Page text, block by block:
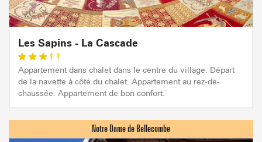
Les Sapins - La Cascade
Appartement dans chalet dans le centre du village. Départ
de la navette à côté du chalet. Appartement au rez-de-
chaussée. Appartement de bon confort.